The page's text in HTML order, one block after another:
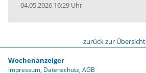
04.05.2026 16:29 Uhr
zurück zur Übersicht
Wochenanzeiger
Impressum Datenschutz AGB